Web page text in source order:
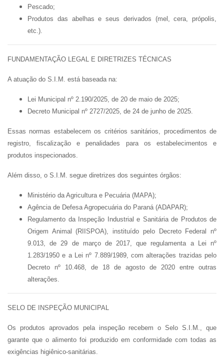
Pescado;
Produtos das abelhas e seus derivados (mel, cera, própolis,
etc.).
FUNDAMENTAÇÃO LEGAL E DIRETRIZES TÉCNICAS
A atuação do S.I.M. está baseada na:
Lei Municipal nº 2.190/2025, de 20 de maio de 2025;
Decreto Municipal nº 2727/2025, de 24 de junho de 2025.
Essas normas estabelecem os critérios sanitários, procedimentos de
registro, fiscalização e penalidades para os estabelecimentos e
produtos inspecionados.
Além disso, o S.I.M. segue diretrizes dos seguintes órgãos:
Ministério da Agricultura e Pecuária (MAPA);
Agência de Defesa Agropecuária do Paraná (ADAPAR);
Regulamento da Inspeção Industrial e Sanitária de Produtos de
Origem Animal (RIISPOA), instituído pelo Decreto Federal nº
9.013, de 29 de março de 2017, que regulamenta a Lei nº
1.283/1950 e a Lei nº 7.889/1989, com alterações trazidas pelo
Decreto nº 10.468, de 18 de agosto de 2020 entre outras
alterações.
SELO DE INSPEÇÃO MUNICIPAL
Os produtos aprovados pela inspeção recebem oSelo S.I.M., que
garante que o alimento foi produzido em conformidade com todas as
exigências higiênico-sanitárias.